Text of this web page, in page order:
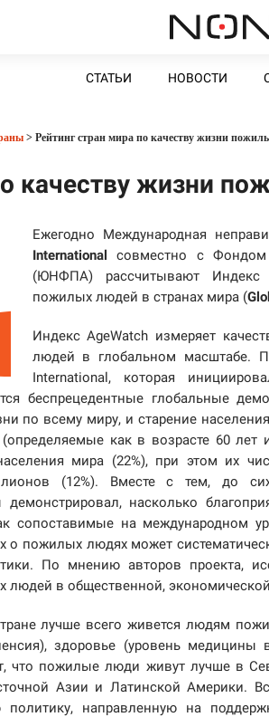
СТАТЬИ НОВОСТИ
> Рейтинг стран мира по качеству жизни
качеству жизни
Ежегодно Международная
International совместно с
(ЮНФПА) рассчитывают Индекс
пожилых людей в странах мира (
Индекс AgeWatch измеряет
людей в глобальном масштабе.
International, которая
беспрецедентные глобальные
по всему миру, и старение
как в возрасте 60 лет
мира (22%), при этом их
(12%). Вместе с тем, до
насколько
сопоставимые на международном
о пожилых людях может
По мнению авторов проекта,
в общественной,
лучше всего живется людям
здоровье (уровень медицины
что пожилые люди живут лучше в
Азии и Латинской Америки.
направленную на